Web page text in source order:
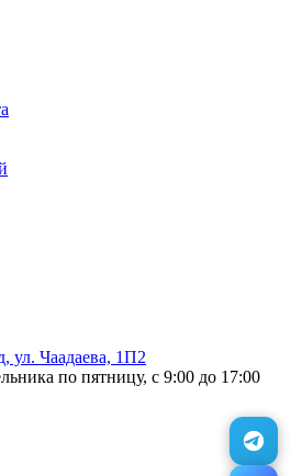
ул. Чаадаева, 1П2
по пятницу, с 9:00 до 17:00